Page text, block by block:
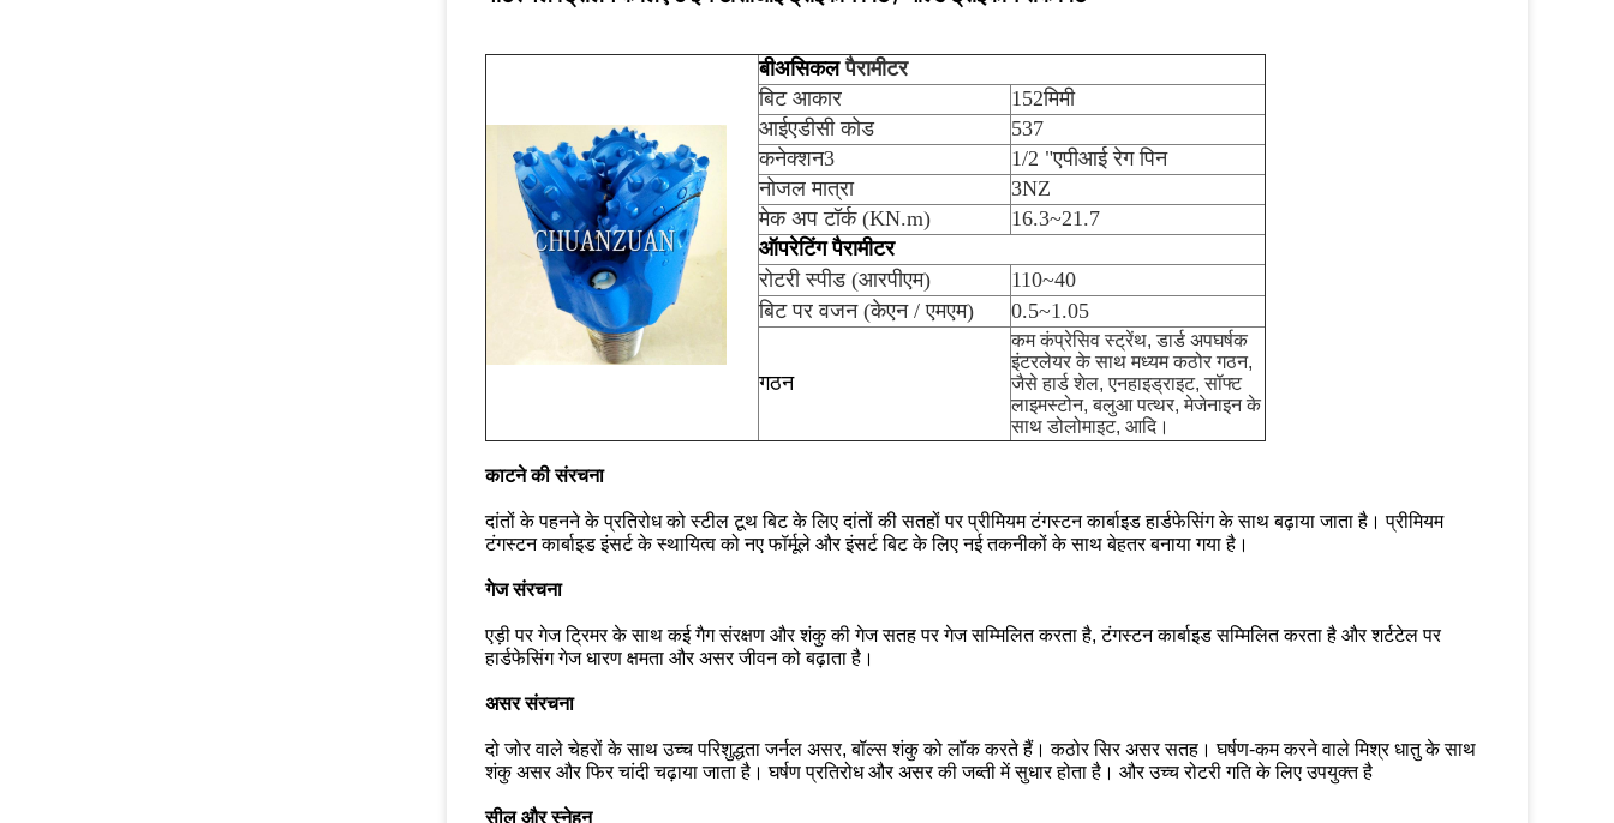
बीअसिकलपैरामीटर
बिट आकार
152मिमी
आईएडीसी कोड
537
कनेक्शन3
1/2 "एपीआई रेग पिन
नोजल मात्रा
3NZ
मेक अप टॉर्क (KN.m)
16.3~21.7
ऑपरेटिंग पैरामीटर
रोटरी स्पीड (आरपीएम)
110~40
बिट पर वजन (केएन / एमएम)
0.5~1.05
गठन
कम कंप्रेसिव स्ट्रेंथ, डार्ड अपघर्षक
इंटरलेयर के साथ मध्यम कठोर गठन,
जैसे हार्ड शेल, एनहाइड्राइट, सॉफ्ट
लाइमस्टोन, बलुआ पत्थर, मेजेनाइन के
साथ डोलोमाइट, आदि।
काटने की संरचना
दांतों के पहनने के प्रतिरोध को स्टील टूथ बिट के लिए दांतों की सतहों पर प्रीमियम टंगस्टन कार्बाइड हार्डफेसिंग के साथ बढ़ाया जाता है। प्रीमियम
टंगस्टन कार्बाइड इंसर्ट के स्थायित्व को नए फॉर्मूले और इंसर्ट बिट के लिए नई तकनीकों के साथ बेहतर बनाया गया है।
गेज संरचना
एड़ी पर गेज ट्रिमर के साथ कई गैग संरक्षण और शंकु की गेज सतह पर गेज सम्मिलित करता है, टंगस्टन कार्बाइड सम्मिलित करता है और शर्टटेल पर
हार्डफेसिंग गेज धारण क्षमता और असर जीवन को बढ़ाता है।
असर संरचना
दो जोर वाले चेहरों के साथ उच्च परिशुद्धता जर्नल असर, बॉल्स शंकु को लॉक करते हैं। कठोर सिर असर सतह। घर्षण-कम करने वाले मिश्र धातु के साथ
शंकु असर और फिर चांदी चढ़ाया जाता है। घर्षण प्रतिरोध और असर की जब्ती में सुधार होता है। और उच्च रोटरी गति के लिए उपयुक्त है
सील और स्नेहन